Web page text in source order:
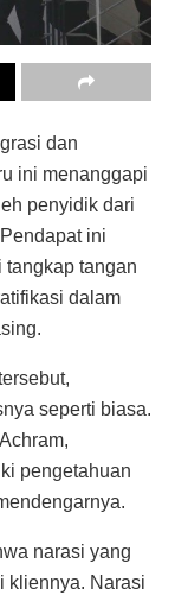
dan
ini menanggapi
penyidik dari
ini
tangkap tangan
dalam
seperti biasa.
pengetahuan
narasi yang
kliennya. Narasi